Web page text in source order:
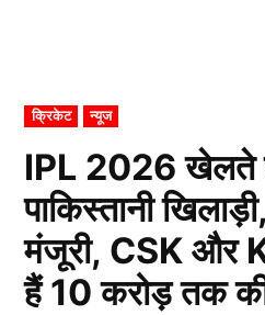
POSTED
IN
क्रिकेट न्यूज
IPL 2026 खेलते
पाकिस्तानी
मंजूरी, CSK और
हैं 10 करोड़ तक की